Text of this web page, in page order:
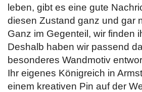
leben, gibt es eine gute
diesen Zustand ganz und gar
Ganz im Gegenteil, wir finden
Deshalb haben wir passend
besonderes Wandmotiv
Ihr eigenes Königreich in
einem kreativen Pin auf der